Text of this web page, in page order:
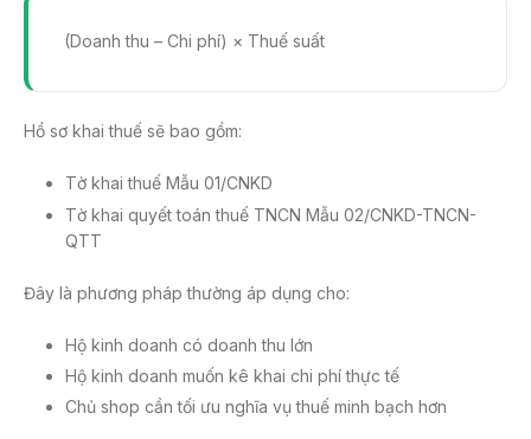
(Doanh thu – Chi phí) × Thuế suất
Hồ sơ khai thuế sẽ bao gồm:
Tờ khai thuế Mẫu 01/CNKD
Tờ khai quyết toán thuế TNCN Mẫu 02/CNKD-TNCN-
QTT
Đây là phương pháp thường áp dụng cho:
Hộ kinh doanh có doanh thu lớn
Hộ kinh doanh muốn kê khai chi phí thực tế
Chủ shop cần tối ưu nghĩa vụ thuế minh bạch hơn